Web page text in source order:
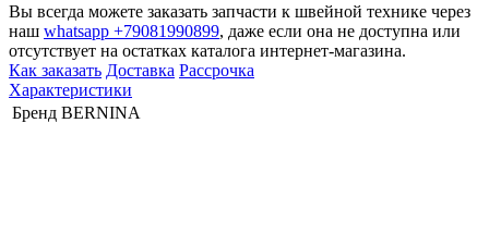
Вы всегда можете заказать запчасти к швейной технике через
наш whatsapp +79081990899, даже если она не доступна или
отсутствует на остатках каталога интернет-магазина.
Как заказать Доставка Рассрочка
Характеристики
Бренд BERNINA